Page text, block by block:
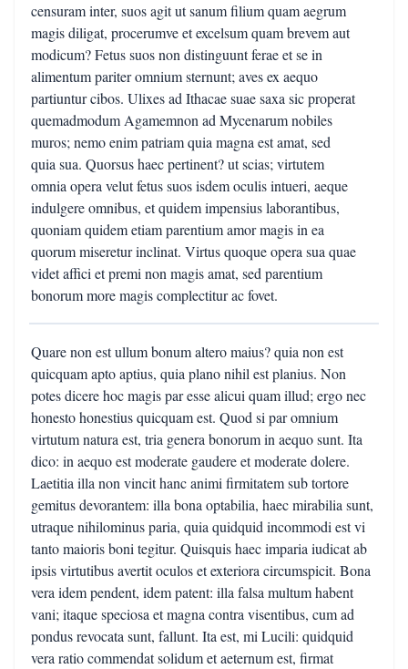
censuram inter, suos agit ut sanum filium quam aegrum
magis diligat, procerumve et excelsum quam brevem aut
modicum? Fetus suos non distinguunt ferae et se in
alimentum pariter omnium sternunt; aves ex aequo
partiuntur cibos. Ulixes ad Ithacae suae saxa sic properat
quemadmodum Agamemnon ad Mycenarum nobiles
muros; nemo enim patriam quia magna est amat, sed
quia sua. Quorsus haec pertinent? ut scias; virtutem
omnia opera velut fetus suos isdem oculis intueri, aeque
indulgere omnibus, et quidem impensius laborantibus,
quoniam quidem etiam parentium amor magis in ea
quorum miseretur inclinat. Virtus quoque opera sua quae
videt affici et premi non magis amat, sed parentium
bonorum more magis complectitur ac fovet.
Quare non est ullum bonum altero maius? quia non est
quicquam apto aptius, quia plano nihil est planius. Non
potes dicere hoc magis par esse alicui quam illud; ergo nec
honesto honestius quicquam est. Quod si par omnium
virtutum natura est, tria genera bonorum in aequo sunt. Ita
dico: in aequo est moderate gaudere et moderate dolere.
Laetitia illa non vincit hanc animi firmitatem sub tortore
gemitus devorantem: illa bona optabilia, haec mirabilia sunt,
utraque nihilominus paria, quia quidquid incommodi est vi
tanto maioris boni tegitur. Quisquis haec imparia iudicat ab
ipsis virtutibus avertit oculos et exteriora circumspicit. Bona
vera idem pendent, idem patent: illa falsa multum habent
vani; itaque speciosa et magna contra visentibus, cum ad
pondus revocata sunt, fallunt. Ita est, mi Lucili: quidquid
vera ratio commendat solidum et aeternum est, firmat